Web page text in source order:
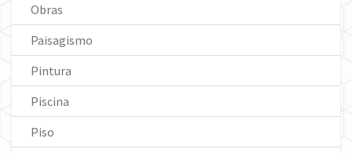
Obras
Paisagismo
Pintura
Piscina
Piso